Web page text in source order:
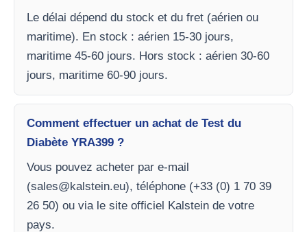
Le délai dépend du stock et du fret (aérien ou
maritime). En stock : aérien 15-30 jours,
maritime 45-60 jours. Hors stock : aérien 30-60
jours, maritime 60-90 jours.
Comment effectuer un achat de Test du
Diabète YRA399 ?
Vous pouvez acheter par e-mail
(sales@kalstein.eu), téléphone (+33 (0) 1 70 39
26 50) ou via le site officiel Kalstein de votre
pays.